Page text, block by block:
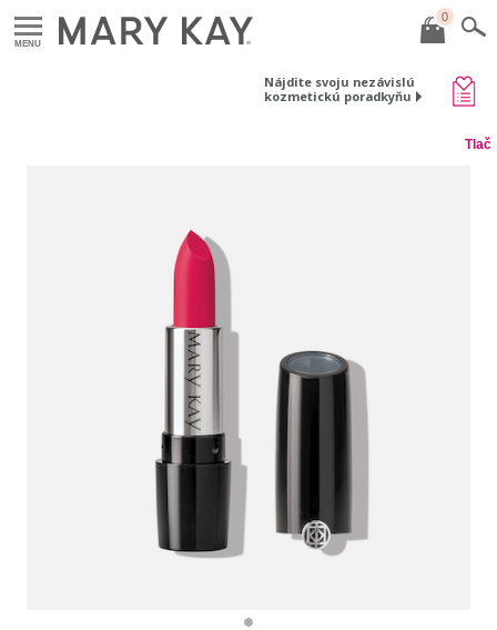
MENU
0
Nájdite svoju nezávislú
kozmetickú poradkyňu
Tlač